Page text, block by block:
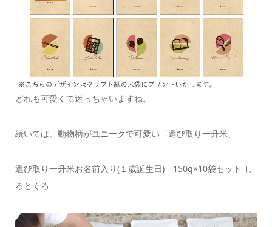
どれも可愛くて迷っちゃいますね。
続いては、動物柄がユニークで可愛い「選び取り一升米」
選び取り一升米お名前入り(１歳誕生日) 150g×10袋セット し
ろとくろ